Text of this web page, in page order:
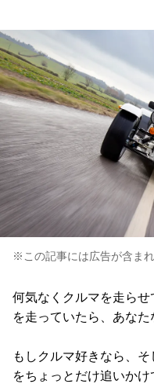
※この記事には広告が含ま
何気なくクルマを走ら
を走っていたら、あなた
もしクルマ好きなら、
をちょっとだけ追いかけ